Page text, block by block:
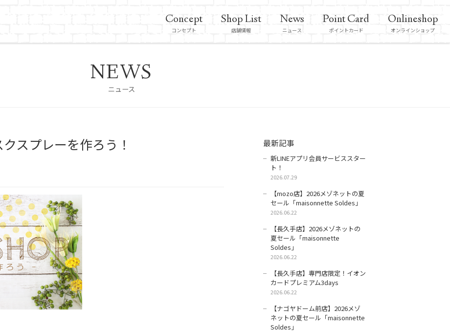
Concept
コンセプト
Shop List
店舗情報
News
ニュース
Point Card
ポイントカード
Onlineshop
オンラインショップ
NEWS
ニュース
スプレーを作ろう！ 最新記事
新LINEアプリ会員サービススター
ト！
2026.07.29
【mozo店】2026メゾネットの夏
セール「maisonnette Soldes」
2026.06.22
【長久手店】2026メゾネットの
夏セール「maisonnette
Soldes」
2026.06.22
【長久手店】専門店限定！イオン
カードプレミアム3days
2026.06.22
【ナゴヤドーム前店】2026メゾ
ネットの夏セール「maisonnette
Soldes」